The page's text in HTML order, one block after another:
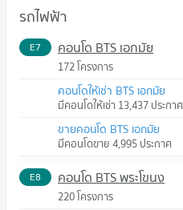
รถไฟฟ้า
E7 คอนโด BTS เอกมัย
172 โครงการ
คอนโดให้เช่า BTS เอกมัย
มีคอนโดให้เช่า 13,437 ประกาศ
ขายคอนโด BTS เอกมัย
มีคอนโดขาย 4,995 ประกาศ
E8 คอนโด BTS พระโขนง
220 โครงการ